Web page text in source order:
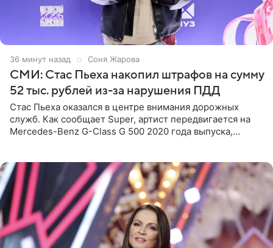
36 минут назад Соня Жарова
СМИ: Стас Пьеха накопил штрафов на сумму
52 тыс. рублей из-за нарушения ПДД
Стас Пьеха оказался в центре внимания дорожных
служб. Как сообщает Super, артист передвигается на
Mercedes-Benz G-Class G 500 2020 года выпуска,